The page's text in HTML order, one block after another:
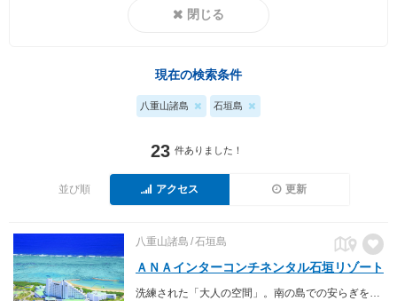
閉じる
現在の検索条件
八重山諸島 石垣島
23 件ありました！
並び順 アクセス 更新
八重山諸島 石垣島
ＡＮＡインターコンチネンタル石垣リゾート